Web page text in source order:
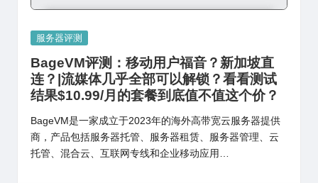
Posted
服务器评测
BageVM评测：移动用户福音？新加坡直
连？|流媒体几乎全部可以解锁？看看测试
结果$10.99/月的套餐到底值不值这个价？
BageVM是一家成立于2023年的海外高带宽云服务器提供
商，产品包括服务器托管、服务器租赁、服务器管理、云
托管、混合云、互联网专线和企业移动应用…